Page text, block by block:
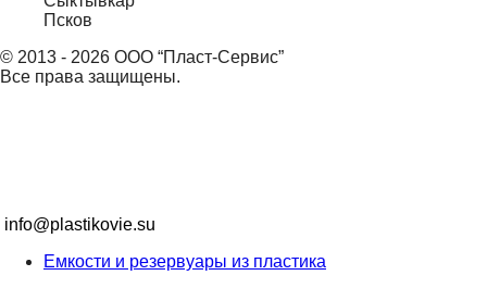
Псков
© 2013 - 2026 ООО “Пласт-Сервис”
Все права защищены.
info@plastikovie.su
Емкости и резервуары из пластика